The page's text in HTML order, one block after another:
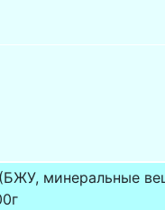
минеральные